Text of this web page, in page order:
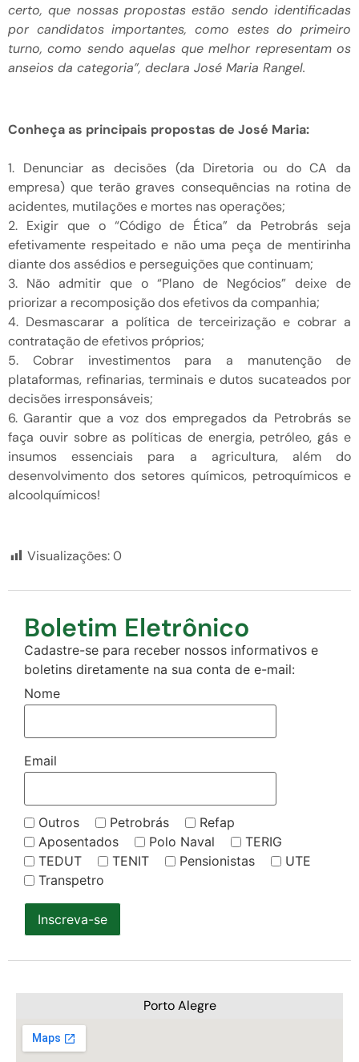
certo, que nossas propostas estão sendo identificadas
por candidatos importantes, como estes do primeiro
turno, como sendo aquelas que melhor representam os
anseios da categoria”, declara José Maria Rangel.
Conheça as principais propostas de José Maria:
1. Denunciar as decisões (da Diretoria ou do CA da
empresa) que terão graves consequências na rotina de
acidentes, mutilações e mortes nas operações;
2. Exigir que o “Código de Ética” da Petrobrás seja
efetivamente respeitado e não uma peça de mentirinha
diante dos assédios e perseguições que continuam;
3. Não admitir que o “Plano de Negócios” deixe de
priorizar a recomposição dos efetivos da companhia;
4. Desmascarar a política de terceirização e cobrar a
contratação de efetivos próprios;
5. Cobrar investimentos para a manutenção de
plataformas, refinarias, terminais e dutos sucateados por
decisões irresponsáveis;
6. Garantir que a voz dos empregados da Petrobrás se
faça ouvir sobre as políticas de energia, petróleo, gás e
insumos essenciais para a agricultura, além do
desenvolvimento dos setores químicos, petroquímicos e
alcoolquímicos!
Visualizações:0
Boletim Eletrônico
Cadastre-se para receber nossos informativos e
boletins diretamente na sua conta de e-mail:
Nome
Email
Outros Petrobrás
Refap
Aposentados
Polo Naval
TERIG
TEDUT
TENIT Pensionistas
UTE
Transpetro
Inscreva-se
Porto Alegre